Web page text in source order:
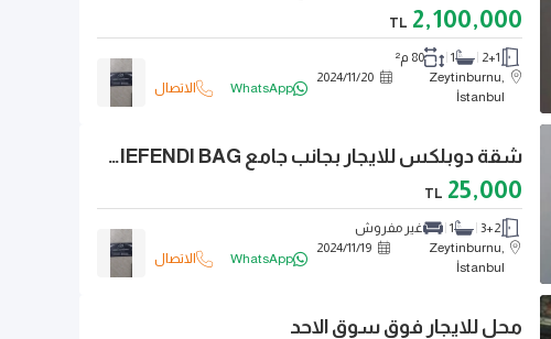
2,100,000
TL
2+1
1
80 م²
Zeytinburnu,
İstanbul
2024/11/20
WhatsApp الاتصال
شقة دوبلكس للايجار بجانب جامع VELIEFENDI BAG
25,000
TL
3+2
1
غير مفروش
Zeytinburnu,
İstanbul
2024/11/19
WhatsApp الاتصال
محل للايجار فوق سوق الاحد